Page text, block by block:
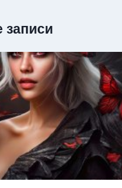
записи